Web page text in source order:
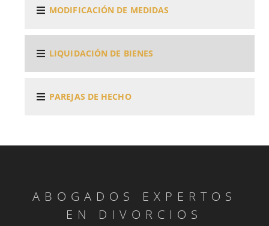
MODIFICACIÓN DE MEDIDAS
LIQUIDACIÓN DE BIENES
PAREJAS DE HECHO
ABOGADOS EXPERTOS
EN DIVORCIOS